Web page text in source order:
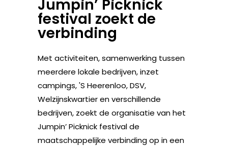
Jumpin’ Picknick
festival zoekt de
verbinding
Met activiteiten, samenwerking tussen
meerdere lokale bedrijven, inzet
campings, 'S Heerenloo, DSV,
Welzijnskwartier en verschillende
bedrijven, zoekt de organisatie van het
Jumpin’ Picknick festival de
maatschappelijke verbinding op in een